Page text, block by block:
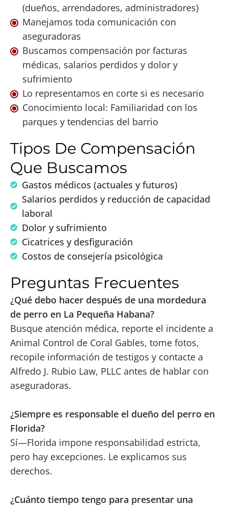
(dueños, arrendadores, administradores)
Manejamos toda comunicación con
aseguradoras
Buscamos compensación por facturas
médicas, salarios perdidos y dolor y
sufrimiento
Lo representamos en corte si es necesario
Conocimiento local: Familiaridad con los
parques y tendencias del barrio
Tipos De Compensación
Que Buscamos
Gastos médicos (actuales y futuros)
Salarios perdidos y reducción de capacidad
laboral
Dolor y sufrimiento
Cicatrices y desfiguración
Costos de consejería psicológica
Preguntas Frecuentes
¿Qué debo hacer después de una mordedura
de perro en La Pequeña Habana?
Busque atención médica, reporte el incidente a
Animal Control de Coral Gables, tome fotos,
recopile información de testigos y contacte a
Alfredo J. Rubio Law, PLLC antes de hablar con
aseguradoras.
¿Siempre es responsable el dueño del perro en
Florida?
Sí—Florida impone responsabilidad estricta,
pero hay excepciones. Le explicamos sus
derechos.
¿Cuánto tiempo tengo para presentar una